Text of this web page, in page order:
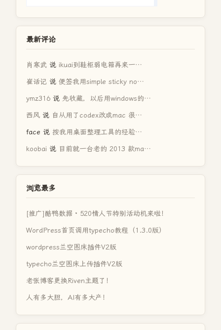
最新评论
肖寒武 说 ikuai到鞋柜弱电箱再来一…
崔话记 说 便签我用simple sticky no…
ymz316 说 先收藏，以后用windows的…
西风 说 自从用了codex改成mac 很…
face 说 按我用桌面整理工具的经验…
koobai 说 目前就一台老的 2013 款ma…
浏览最多
[推广]酷鸭数据 · 520情人节特别活动机来啦！
WordPress首页调用typecho教程（1.3.0版）
wordpress兰空图床插件V2版
typecho兰空图床上传插件V2版
老张博客更换Riven主题了！
人有多大胆，AI有多大产！